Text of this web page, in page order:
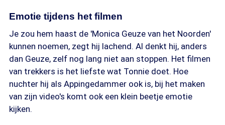
Emotie tijdens het filmen
Je zou hem haast de 'Monica Geuze van het Noorden'
kunnen noemen, zegt hij lachend. Al denkt hij, anders
dan Geuze, zelf nog lang niet aan stoppen. Het filmen
van trekkers is het liefste wat Tonnie doet. Hoe
nuchter hij als Appingedammer ook is, bij het maken
van zijn video's komt ook een klein beetje emotie
kijken.